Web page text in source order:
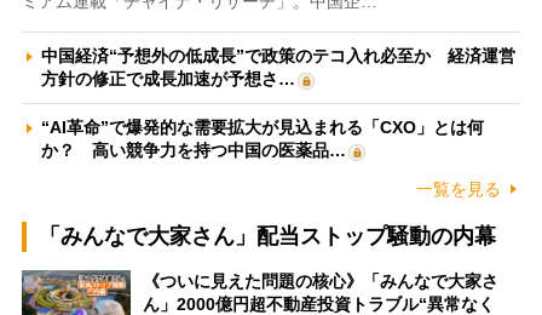
中国経済“予想外の低成長”で政策のテコ入れ必至か 経済運営
方針の修正で成長加速が予想さ…
“AI革命”で爆発的な需要拡大が見込まれる「CXO」とは何
か？ 高い競争力を持つ中国の医薬品…
一覧を見る
「みんなで大家さん」配当ストップ騒動の内幕
《ついに見えた問題の核心》「みんなで大家さ
ん」2000億円超不動産投資トラブル“異常なく